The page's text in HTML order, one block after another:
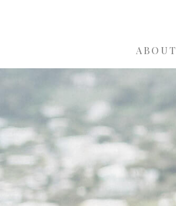
ABOUT